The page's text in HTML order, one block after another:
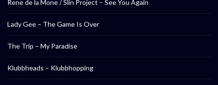
Rene de la Mone / Slin Project – See You Again
Lady Gee – The Game Is Over
The Trip – My Paradise
Klubbheads – Klubbhopping